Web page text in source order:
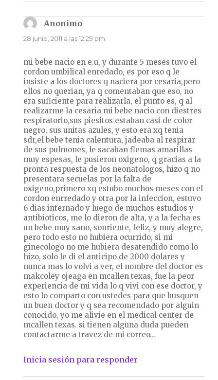
Anonimodice:
28 junio, 2011 a las 12:29 pm
mi bebe nacio en e.u, y durante 5 meses tuvo el
cordon umbilical enredado, es por eso q le
insiste a los doctores q naciera por cesaria,pero
ellos no querian, ya q comentaban que eso, no
era suficiente para realizarla, el punto es, q al
realizarme la cesaria mi bebe nacio con diestres
respiratorio,sus piesitos estaban casi de color
negro, sus unitas azules, y esto era xq tenia
sdr,el bebe tenia calentura, jadeaba al respirar
de sus pulmones, le sacaban flemas amarillas
muy espesas, le pusieron oxigeno, q gracias a la
pronta respuesta de los neonatologos, hizo q no
presentara secuelas por la falta de
oxigeno,primero xq estubo muchos meses con el
cordon enrredado y otra por la infeccion, estuvo
6 dias internado y luego de muchos estudios y
antibioticos, me lo dieron de alta, y a la fecha es
un bebe muy sano, sonriente, feliz, y muy alegre,
pero todo esto no hubiera ocurrido, si mi
ginecologo no me hubiera desatendido como lo
hizo, solo le di el anticipo de 2000 dolares y
nunca mas lo volvi a ver, el nombre del doctor es
makcoley ojeaga en mcallen texas, fue la peor
experiencia de mi vida lo q vivi con ese doctor, y
esto lo comparto con ustedes para que busquen
un buen doctor y q sea recomendado por alguin
conocido, yo me alivie en el medical center de
mcallen texas. si tienen alguna duda pueden
contactarme a travez de mi correo…
Inicia sesión para responder